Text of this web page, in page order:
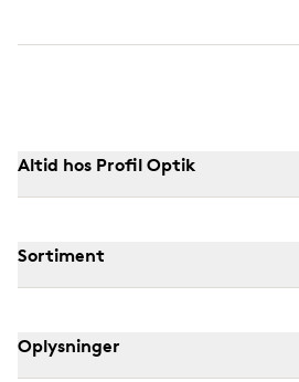
Altid hos Profil Optik
Sortiment
Oplysninger